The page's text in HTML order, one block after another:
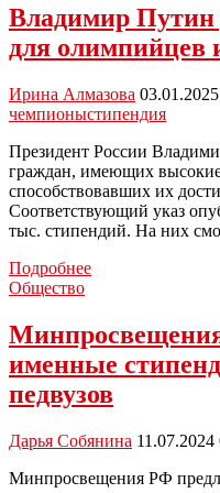
Владимир Путин
для олимпийцев
Ирина Алмазова
чемпионыстипендия
Президент России
граждан, имеющих
способствовавших их
Соответствующий указ
тыс. стипендий. На них
ПодробнееВладимир
для
олимпийцев
их
Общество
именные
педвузов
Дарья Собянина 11.07.2024
Минпросвещения РФ